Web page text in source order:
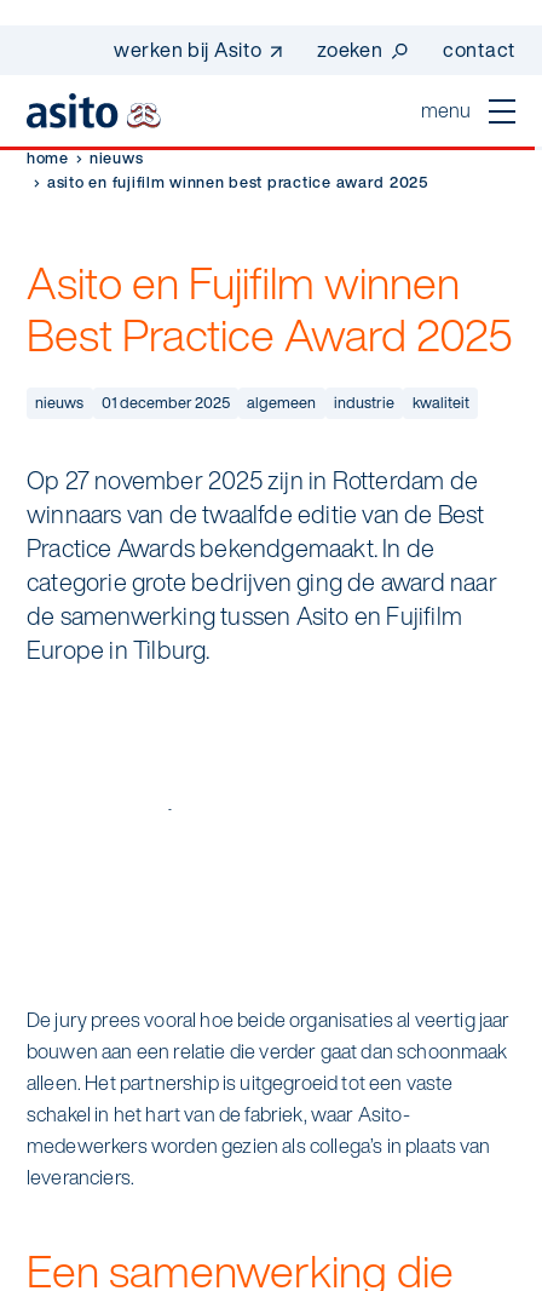
werken bij Asito zoeken contact
menu
Suggesties
werken bij asito
one go - werk beter samen met one go
op weg naar volledig circulair in 2030 met
duurzame bedrijfskleding
home
Dagelijkse schoonmaak
Schoonmaak
Specialistische schoonmaak
Graffitireiniging
Aanvullende diensten
alle diensten bekijken
sectoren
In de buurt
Industrie
Mobiliteit
Onderwijs
Overheid
wij zijn Asito
Wij zijn Asito
Ons verhaal
Asito impuls
Sponsoring
Wij werken voor
Duurzaamheid & Asito
Innovatie & Asito
Mens & Asito
home
nieuws
asito en fujifilm winnen best practice award 2025
Asito en Fujifilm winnen
Best Practice Award 2025
nieuws 01 december 2025 algemeen industrie kwaliteit
Op 27 november 2025 zijn in Rotterdam de
winnaars van de twaalfde editie van de Best
Practice Awards bekendgemaakt. In de
categorie grote bedrijven ging de award naar
de samenwerking tussen Asito en Fujifilm
Europe in Tilburg.
De jury prees vooral hoe beide organisaties al veertig jaar
bouwen aan een relatie die verder gaat dan schoonmaak
alleen. Het partnership is uitgegroeid tot een vaste
schakel in het hart van de fabriek, waar Asito-
medewerkers worden gezien als collega’s in plaats van
leveranciers.
Een samenwerking die